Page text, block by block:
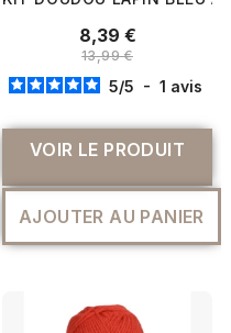
8,39 €
13,99 €
5/5 - 1 avis
VOIR LE PRODUIT
AJOUTER AU PANIER